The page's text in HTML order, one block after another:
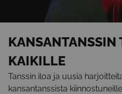
KANSANTANSSIN
KAIKILLE
Tanssin iloa ja uusia
kansantanssista